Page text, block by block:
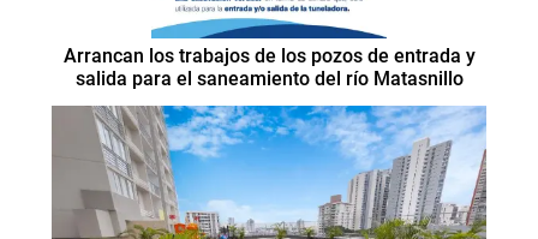
Arrancan los trabajos de los pozos de entrada y
salida para el saneamiento del río Matasnillo